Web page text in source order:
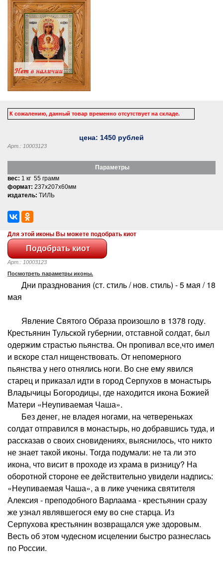
К сожалению, данный товар временно отсутствует на складе.
цена: 1450 рублей
Арт.: 10003123
Параметры
вес: 1 кг 55 грамм
формат: 237x207x60мм
издатель: ТИЛЬ
Для этой иконы Вы можете подобрать киот
Арт.: 10003123
Посмотреть параметры иконы.
Дни празднования (ст. стиль / нов. стиль) - 5 мая / 18
мая
Явление Святого Образа произошло в 1378 году.
Крестьянин Тульской губернии, отставной солдат, был
одержим страстью пьянства. Он пропивал все,что имел
и вскоре стал нищенствовать. От непомерного
пьянства у него отнялись ноги. Во сне ему явился
старец и приказал идти в город Серпухов в монастырь
Владычицы Богородицы, где находится икона Божией
Матери «Неупиваемая Чаша».
Без денег, не владея ногами, на четвереньках
солдат отправился в монастырь, но добравшись туда, и
рассказав о своих сновидениях, выяснилось, что никто
не знает такой иконы. Тогда подумали: не та ли это
икона, что висит в проходе из храма в ризницу? На
оборотной стороне ее действительно увидели надпись:
«Неупиваемая Чаша», а в лике ученика святителя
Алексия - преподобного Варлаама - крестьянин сразу
же узнал являвшегося ему во сне старца. Из
Серпухова крестьянин возвращался уже здоровым.
Весть об этом чудесном исцелении быстро разнеслась
по России.